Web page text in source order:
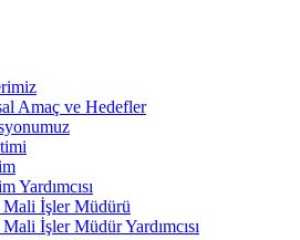
Amaç ve Hedefler
Yardımcısı
İşler Müdürü
İşler Müdür Yardımcısı